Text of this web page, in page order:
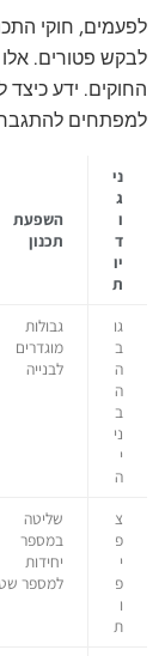
לפעמים, חוקי
לבקש פטורים.
החוקים. ידע
למפתחים
ני
ג
ו
ד
יו
ת
השפעת
תכנון
גו
ב
ה
ה
ב
ני
י
ה
גבולות
מוגדרים
לבנייה
צ
פ
י
פ
ו
ת
שליטה
במספר
יחידות
למספר